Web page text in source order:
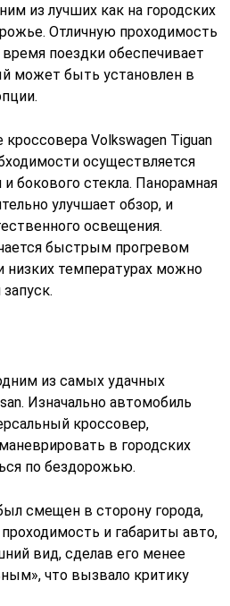
из лучших как на городских
Отличную проходимость
поездки обеспечивает
может быть установлен в
Volkswagen Tiguan
осуществляется
и бокового стекла. Панорамная
улучшает обзор, и
освещения.
быстрым прогревом
низких температурах можно
из самых удачных
Изначально автомобиль
кроссовер,
в городских
по бездорожью.
смещен в сторону города,
и габариты авто,
вид, сделав его менее
что вызвало критику